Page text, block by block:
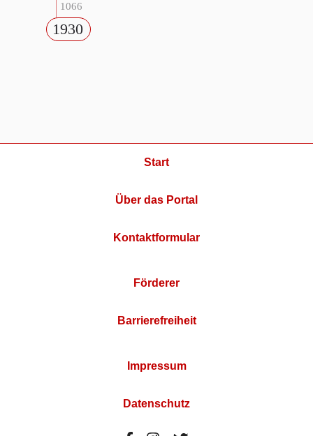
1066
1930
Start
Über das Portal
Kontaktformular
Förderer
Barrierefreiheit
Impressum
Datenschutz